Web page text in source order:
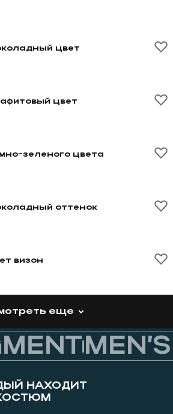
двойка шоколадный цвет
цвет
костюм графитовый цвет
цвет
тройка темно-зеленого
зеленого цвета
тройка шоколадный
оттенок
визон
еще
MEN’S
НАХОДИТ